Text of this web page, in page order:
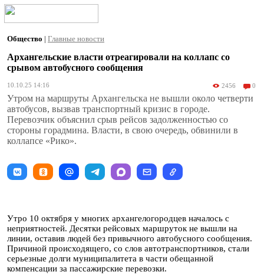
Общество | Главные новости
Архангельские власти отреагировали на коллапс со
срывом автобусного сообщения
10.10.25 14:16 2456 0
Утром на маршруты Архангельска не вышли около четверти
автобусов, вызвав транспортный кризис в городе.
Перевозчик объяснил срыв рейсов задолженностью со
стороны горадмина. Власти, в свою очередь, обвинили в
коллапсе «Рико».
Утро 10 октября у многих архангелогородцев началось с
неприятностей. Десятки рейсовых маршруток не вышли на
линии, оставив людей без привычного автобусного сообщения.
Причиной происходящего, со слов автотранспортников, стали
серьезные долги муниципалитета в части обещанной
компенсации за пассажирские перевозки.